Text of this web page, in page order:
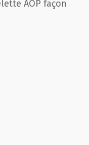
AOP façon